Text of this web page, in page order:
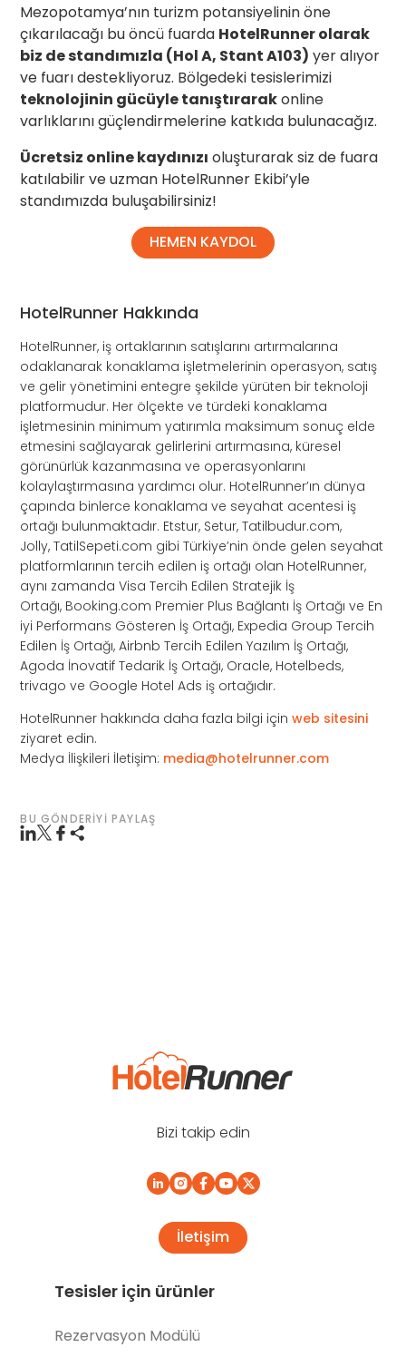
Mezopotamya’nın turizm potansiyelinin öne
çıkarılacağı bu öncü fuarda HotelRunner olarak
biz de standımızla (Hol A, Stant A103) yer alıyor
ve fuarı destekliyoruz. Bölgedeki tesislerimizi
teknolojinin gücüyle tanıştırarakonline
varlıklarını güçlendirmelerine katkıda bulunacağız.
Ücretsiz online kaydınızı oluşturarak siz de fuara
katılabilir ve uzman HotelRunner Ekibi’yle
standımızda buluşabilirsiniz!
HEMEN KAYDOL
HotelRunner Hakkında
HotelRunner, iş ortaklarının satışlarını artırmalarına
odaklanarak konaklama işletmelerinin operasyon, satış
ve gelir yönetimini entegre şekilde yürüten bir teknoloji
platformudur. Her ölçekte ve türdeki konaklama
işletmesinin minimum yatırımla maksimum sonuç elde
etmesini sağlayarak gelirlerini artırmasına, küresel
görünürlük kazanmasına ve operasyonlarını
kolaylaştırmasına yardımcı olur. HotelRunner’ın dünya
çapında binlerce konaklama ve seyahat acentesi iş
ortağı bulunmaktadır. Etstur, Setur, Tatilbudur.com,
Jolly, TatilSepeti.com gibi Türkiye’nin önde gelen seyahat
platformlarının tercih edilen iş ortağı olan HotelRunner,
aynı zamanda Visa Tercih Edilen Stratejik İş
Ortağı, Booking.com Premier Plus Bağlantı İş Ortağı ve En
iyi Performans Gösteren İş Ortağı, Expedia Group Tercih
Edilen İş Ortağı, Airbnb Tercih Edilen Yazılım İş Ortağı,
Agoda İnovatif Tedarik İş Ortağı, Oracle, Hotelbeds,
trivago ve Google Hotel Ads iş ortağıdır.
HotelRunner hakkında daha fazla bilgi içinweb sitesini
ziyaret edin.
Medya İlişkileri İletişim: media@hotelrunner.com
BU GÖNDERIYI PAYLAŞ
Bizi takip edin
İletişim
Tesisler için ürünler
Rezervasyon Modülü